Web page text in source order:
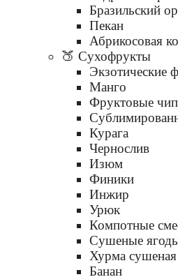
Бразильский
Пекан
Абрикосовая
🍑 Сухофрукты
Экзотические
Манго
Фруктовые
Курага
Чернослив
Изюм
Финики
Инжир
Урюк
Компотные
Сушеные
Хурма сушеная
Банан